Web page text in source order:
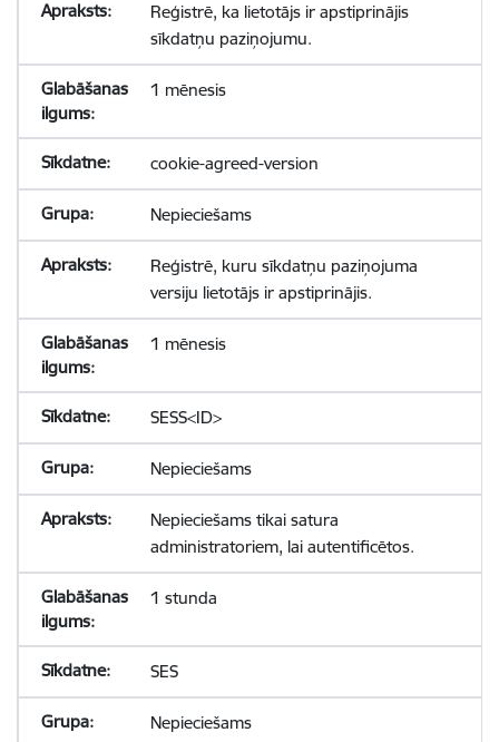
Reģistrē, ka lietotājs ir apstiprinājis
sīkdatņu paziņojumu.
1 mēnesis
cookie-agreed-version
Nepieciešams
Reģistrē, kuru sīkdatņu paziņojuma
versiju lietotājs ir apstiprinājis.
1 mēnesis
SESS<ID>
Nepieciešams
Nepieciešams tikai satura
administratoriem, lai autentificētos.
1 stunda
SES
Nepieciešams